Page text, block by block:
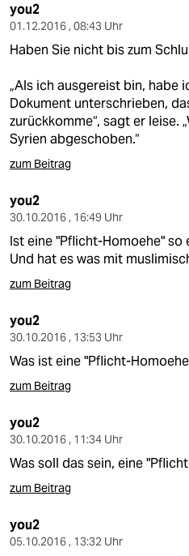
you2
01.12.2016 , 08:43 Uhr
Haben Sie nicht bis zum
„Als ich ausgereist bin, habe
Dokument unterschrieben,
zurückkomme“, sagt er leise.
Syrien abgeschoben.“
zum Beitrag
you2
30.10.2016 , 16:49 Uhr
Ist eine "Pflicht-Homoehe" so
Und hat es was mit
zum Beitrag
you2
30.10.2016 , 13:53 Uhr
Was ist eine "Pflicht-
zum Beitrag
you2
30.10.2016 , 11:34 Uhr
Was soll das sein, eine
zum Beitrag
you2
05.10.2016 , 13:32 Uhr